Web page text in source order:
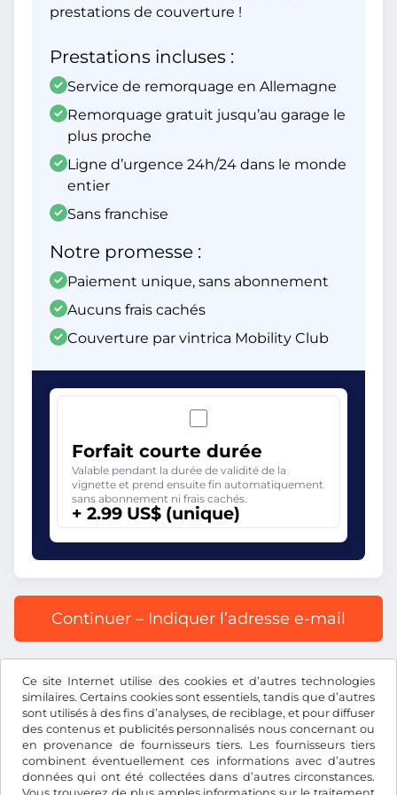
Ce site Internet utilise des cookies et d’autres technologies
similaires. Certains cookies sont essentiels, tandis que d’autres
sont utilisés à des fins d’analyses, de reciblage, et pour diffuser
des contenus et publicités personnalisés nous concernant ou
en provenance de fournisseurs tiers. Les fournisseurs tiers
combinent éventuellement ces informations avec d’autres
données qui ont été collectées dans d’autres circonstances.
prestations de couverture !
Prestations incluses :
Service de remorquage en Allemagne
Remorquage gratuit jusqu’au garage le
plus proche
Ligne d’urgence 24h/24 dans le monde
entier
Sans franchise
Notre promesse :
Paiement unique, sans abonnement
Aucuns frais cachés
Couverture par vintrica Mobility Club
Forfait courte durée
Valable pendant la durée de validité de la
vignette et prend ensuite fin automatiquement
sans abonnement ni frais cachés.
+ 2.99 US$ (unique)
Continuer – Indiquer l’adresse e-mail
compris les frais d’enregistrement et la TVA.
US$USD